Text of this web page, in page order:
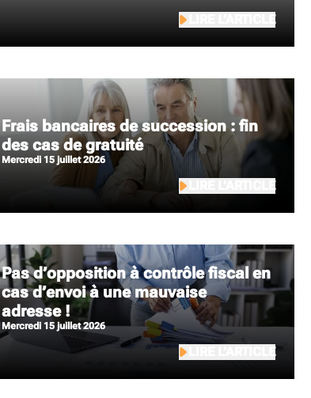
LIRE L’ARTICLE
Frais bancaires de succession : fin
des cas de gratuité
mercredi 15 juillet 2026
LIRE L’ARTICLE
Pas d’opposition à contrôle fiscal en
cas d’envoi à une mauvaise
adresse !
mercredi 15 juillet 2026
LIRE L’ARTICLE